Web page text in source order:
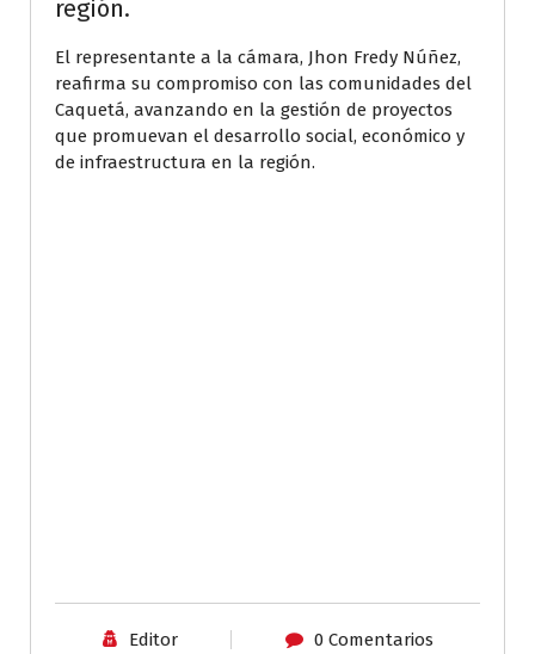
región.
El representante a la cámara, Jhon Fredy Núñez,
reafirma su compromiso con las comunidades del
Caquetá, avanzando en la gestión de proyectos
que promuevan el desarrollo social, económico y
de infraestructura en la región.
Editor 0 Comentarios